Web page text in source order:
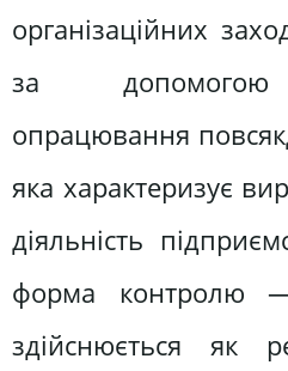
організаційних
за допомогою
опрацювання
яка характеризує
діяльність
форма контролю
здійснюється як